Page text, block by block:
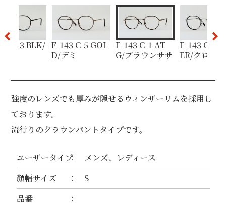
C-3 BLK/ F-143 C-5 GOL
D/デミ
F-143 C-1 AT
G/ブラウンササ
F-143 C-6
ER/クロ
強度のレンズでも厚みが隠せるウィンザーリムを採用し
ております。
流行りのクラウンパントタイプです。
ユーザータイプ
メンズ、レディース
顔幅サイズ
S
品番